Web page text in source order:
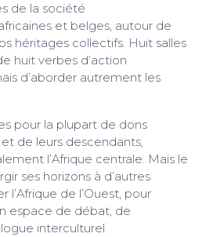
de la société
et belges, autour de
héritages collectifs. Huit salles
huit verbes d’action
d’aborder autrement les
pour la plupart de dons
et de leurs descendants,
l’Afrique centrale. Mais le
ses horizons à d’autres
l’Afrique de l’Ouest, pour
espace de débat, de
interculturel.